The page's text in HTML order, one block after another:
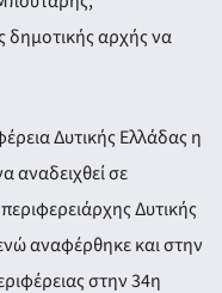
δημοτικής αρχής να
Δυτικής Ελλάδας η
αναδειχθεί σε
Δυτικής
αναφέρθηκε και στην
στην 34η